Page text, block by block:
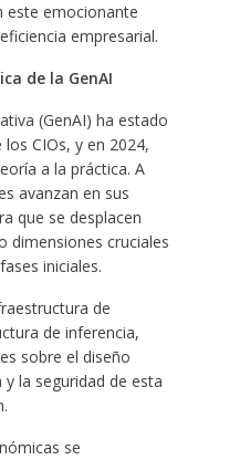
este emocionante
empresarial.
de la GenAI
(GenAI) ha estado
CIOs, y en 2024,
a la práctica. A
avanzan en sus
que se desplacen
dimensiones cruciales
iniciales.
de
de inferencia,
sobre el diseño
la seguridad de esta
se